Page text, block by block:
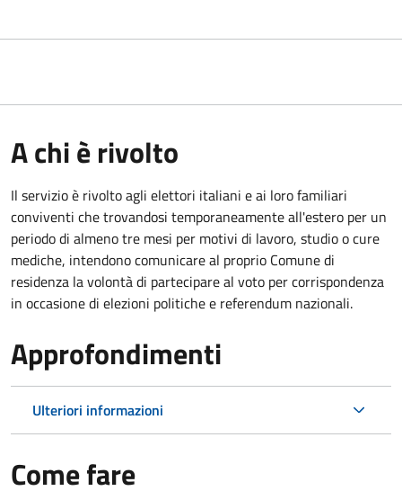
A chi è rivolto
Il servizio è rivolto agli elettori italiani e ai loro familiari
conviventi che trovandosi temporaneamente all'estero per un
periodo di almeno tre mesi per motivi di lavoro, studio o cure
mediche, intendono comunicare al proprio Comune di
residenza la volontà di partecipare al voto per corrispondenza
in occasione di elezioni politiche e referendum nazionali.
Approfondimenti
Ulteriori informazioni
Come fare